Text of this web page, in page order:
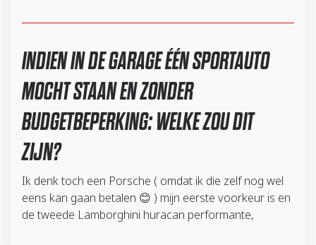
INDIEN IN DE GARAGE ÉÉN SPORTAUTO
MOCHT STAAN EN ZONDER
BUDGETBEPERKING: WELKE ZOU DIT
ZIJN?
Ik denk toch een Porsche ( omdat ik die zelf nog wel
eens kan gaan betalen 😊 ) mijn eerste voorkeur is en
de tweede Lamborghini huracan performante,